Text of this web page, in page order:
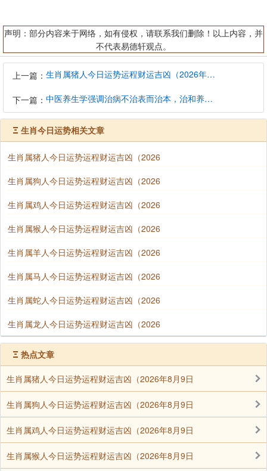
声明：部分内容来于网络，如有侵权，请联系我们删除！以上内容，并
不代表易德轩观点。
上一篇： 生肖属猪人今日运势运程财运吉凶（2026年8月9日）详解查询
下一篇： 中医养生学强调治病不治表而治本，治和养兼顾是有必要的
Ξ 生肖今日运势相关文章
生肖属猪人今日运势运程财运吉凶（2026
生肖属狗人今日运势运程财运吉凶（2026
生肖属鸡人今日运势运程财运吉凶（2026
生肖属猴人今日运势运程财运吉凶（2026
生肖属羊人今日运势运程财运吉凶（2026
生肖属马人今日运势运程财运吉凶（2026
生肖属蛇人今日运势运程财运吉凶（2026
生肖属龙人今日运势运程财运吉凶（2026
Ξ 热点文章
生肖属猪人今日运势运程财运吉凶（2026年8月9日
生肖属狗人今日运势运程财运吉凶（2026年8月9日
生肖属鸡人今日运势运程财运吉凶（2026年8月9日
生肖属猴人今日运势运程财运吉凶（2026年8月9日